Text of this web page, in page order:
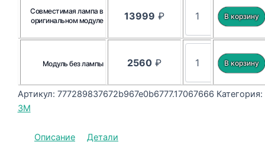
Совместимая лампа в
оригинальном модуле
13999 ₽
Модуль без лампы 2560₽
Артикул: 777289837672b967e0b6777.17067666 Категория:
3M
Описание Детали